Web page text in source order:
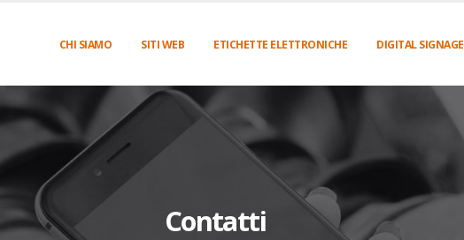
CHI SIAMO SITI WEB ETICHETTE ELETTRONICHE DIGITAL SIGNAGE
Contatti